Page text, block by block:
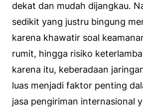
dekat dan mudah dijangkau.
sedikit yang justru bingung
karena khawatir soal
rumit, hingga risiko
karena itu, keberadaan
luas menjadi faktor penting
jasa pengiriman internasional